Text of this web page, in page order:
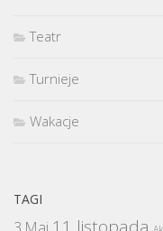
Teatr
Turnieje
Wakacje
TAGI